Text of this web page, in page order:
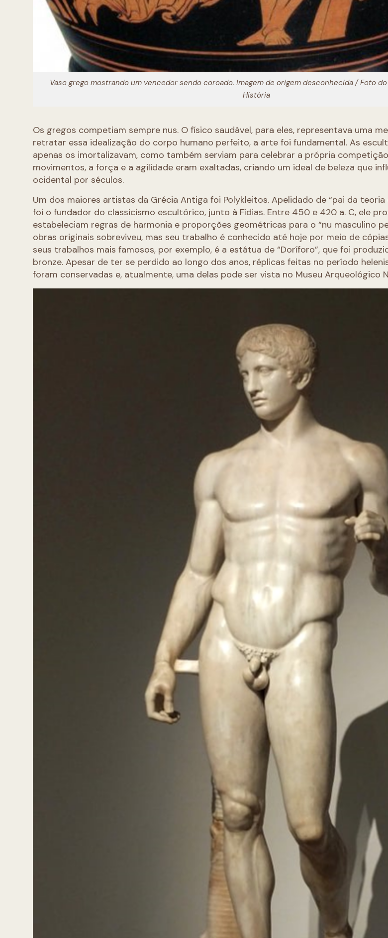
Vaso grego mostrando um vencedor sendo coroado. Imagem de origem desconhecida / Foto
História
Os gregos competiam sempre nus. O físico saudável, para eles, representava uma
retratar essa idealização do corpo humano perfeito, a arte foi fundamental. As
apenas os imortalizavam, como também serviam para celebrar a própria
movimentos, a força e a agilidade eram exaltadas, criando um ideal de beleza que
ocidental por séculos.
Um dos maiores artistas da Grécia Antiga foi Polykleitos. Apelidado de “pai da
foi o fundador do classicismo escultórico, junto à Fídias. Entre 450 e 420 a. C, ele
estabeleciam regras de harmonia e proporções geométricas para o “nu masculino
obras originais sobreviveu, mas seu trabalho é conhecido até hoje por meio de
seus trabalhos mais famosos, por exemplo, é a estátua de “Doríforo”, que foi
bronze. Apesar de ter se perdido ao longo dos anos, réplicas feitas no período
foram conservadas e, atualmente, uma delas pode ser vista no Museu Arqueológico